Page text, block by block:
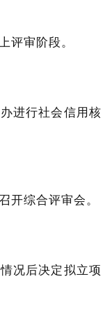
评审阶段。
进行社会信用核
开综合评审会。
况后决定拟立项